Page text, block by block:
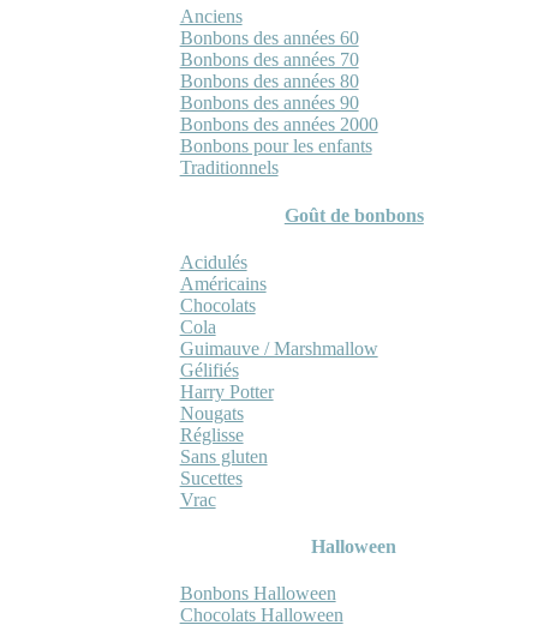
Anciens
Bonbons des années 60
Bonbons des années 70
Bonbons des années 80
Bonbons des années 90
Bonbons des années 2000
Bonbons pour les enfants
Traditionnels
Goût de bonbons
Acidulés
Américains
Chocolats
Cola
Guimauve / Marshmallow
Gélifiés
Harry Potter
Nougats
Réglisse
Sans gluten
Sucettes
Vrac
Halloween
Bonbons Halloween
Chocolats Halloween